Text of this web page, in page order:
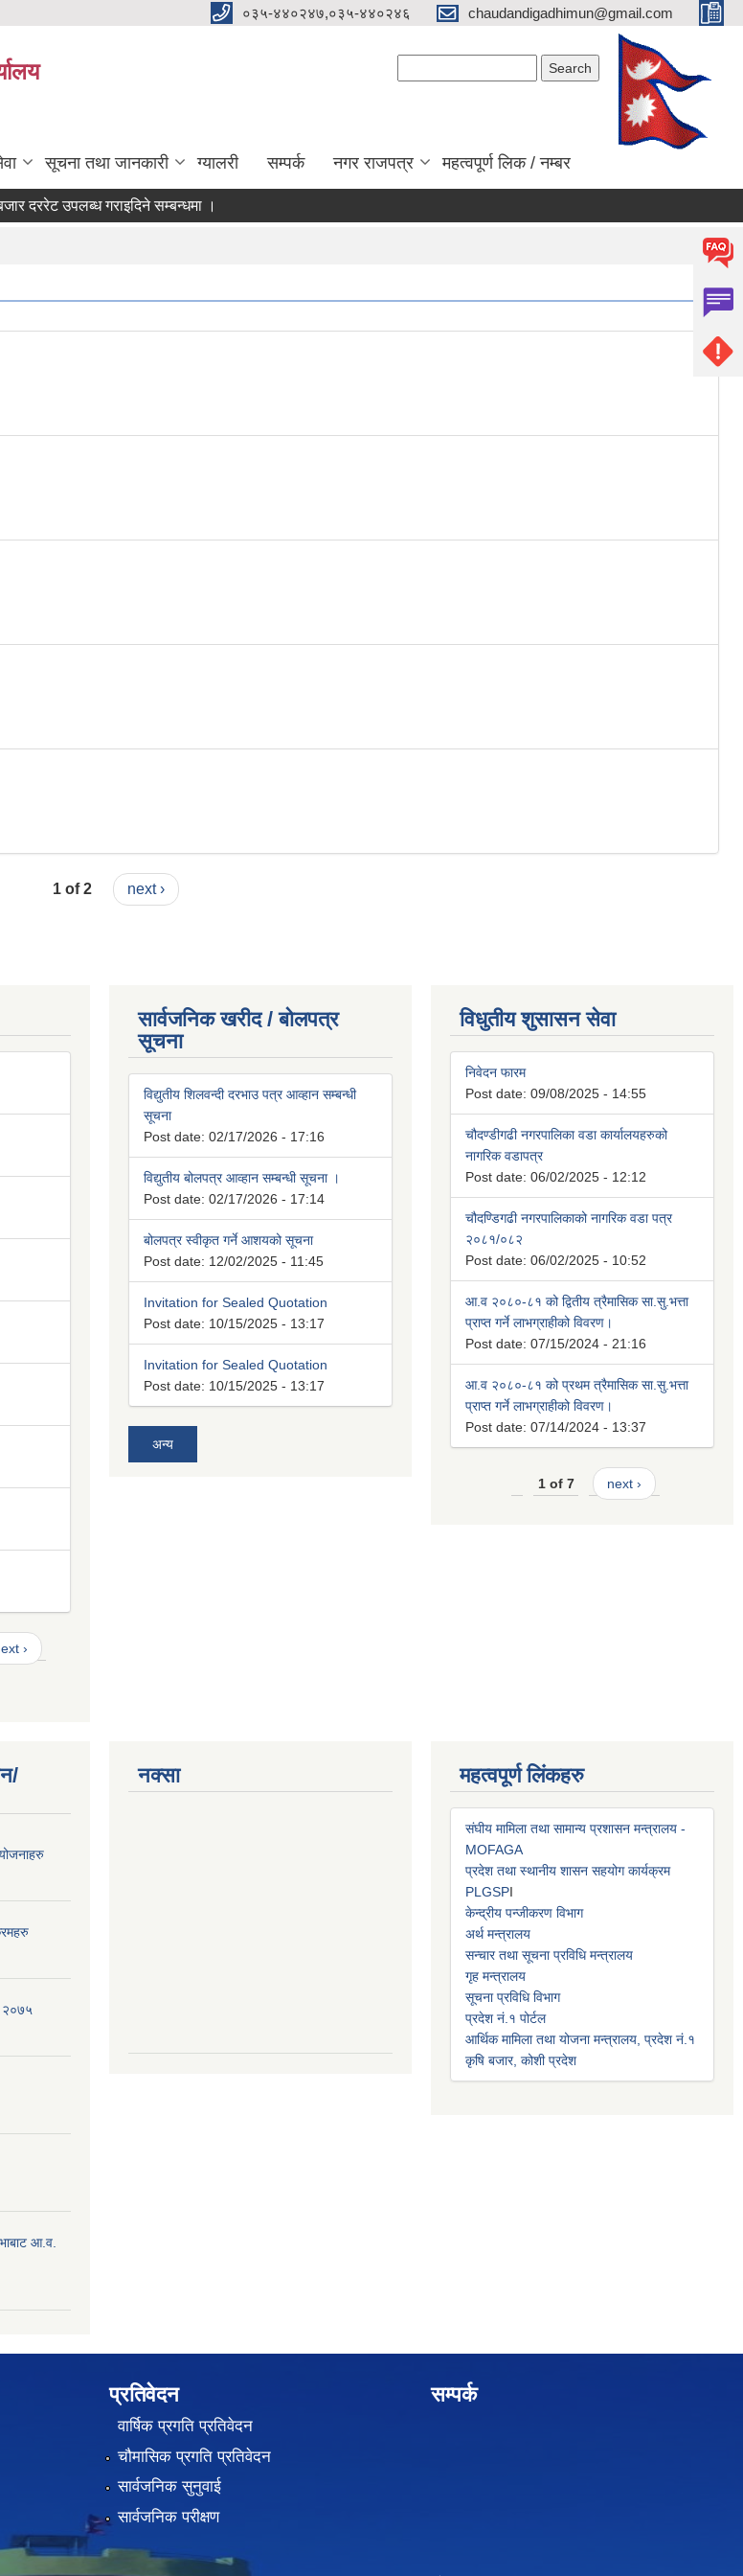
०३५-४४०२४७,०३५-४४०२४६ chaudandigadhimun@gmail.com
सूचना तथा जानकारी ग्यालरी सम्पर्क नगर राजपत्र महत्वपूर्ण लिक / नम्बर
उपलब्ध गराइदिने सम्बन्धमा ।
1 of 2 next ›
›
सार्वजनिक खरीद / बोलपत्र
सूचना
विद्युतीय शिलवन्दी दरभाउ पत्र आव्हान सम्बन्धी
सूचना
Post date: 02/17/2026 - 17:16
विद्युतीय बोलपत्र आव्हान सम्बन्धी सूचना ।
Post date: 02/17/2026 - 17:14
बोलपत्र स्वीकृत गर्ने आशयको सूचना
Post date: 12/02/2025 - 11:45
Invitation for Sealed Quotation
Post date: 10/15/2025 - 13:17
Invitation for Sealed Quotation
Post date: 10/15/2025 - 13:17
अन्य
विधुतीय शुसासन सेवा
निवेदन फारम
Post date: 09/08/2025 - 14:55
चौदण्डीगढी नगरपालिका वडा कार्यालयहरुको
नागरिक वडापत्र
Post date: 06/02/2025 - 12:12
चौदण्डिगढी नगरपालिकाको नागरिक वडा पत्र
२०८१/०८२
Post date: 06/02/2025 - 10:52
आ.व २०८०-८१ को द्वितीय त्रैमासिक सा.सु.भत्ता
प्राप्त गर्ने लाभग्राहीको विवरण।
Post date: 07/15/2024 - 21:16
आ.व २०८०-८१ को प्रथम त्रैमासिक सा.सु.भत्ता
प्राप्त गर्ने लाभग्राहीको विवरण।
Post date: 07/14/2024 - 13:37
1 of 7 next ›
२०७५
आ.व.
नक्सा महत्वपूर्ण लिंकहरु
संघीय मामिला तथा सामान्य प्रशासन मन्त्रालय -
MOFAGA
प्रदेश तथा स्थानीय शासन सहयोग कार्यक्रम
PLGSPI
केन्द्रीय पन्जीकरण विभाग
अर्थ मन्त्रालय
सन्चार तथा सूचना प्रविधि मन्त्रालय
गृह मन्त्रालय
सूचना प्रविधि विभाग
प्रदेश नं.१ पोर्टल
आर्थिक मामिला तथा योजना मन्त्रालय, प्रदेश नं.१
कृषि बजार, कोशी प्रदेश
प्रतिवेदन
वार्षिक प्रगति प्रतिवेदन
चौमासिक प्रगति प्रतिवेदन
सार्वजनिक सुनुवाई
सार्वजनिक परीक्षण
सम्पर्क